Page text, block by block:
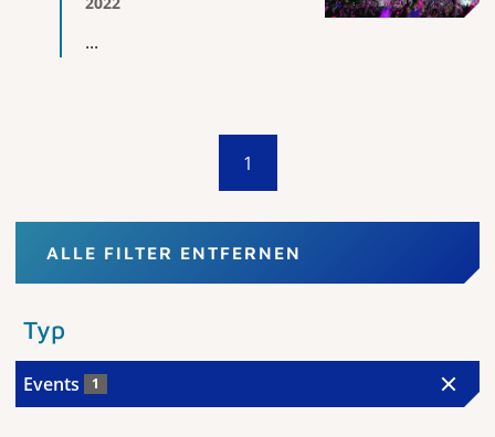
...
1
ALLE FILTER ENTFERNEN
Typ
Events 1